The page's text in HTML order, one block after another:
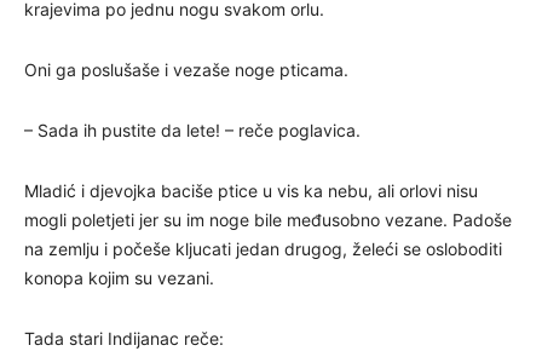
krajevima po jednu nogu svakom orlu.
Oni ga poslušaše i vezaše noge pticama.
– Sada ih pustite da lete! – reče poglavica.
Mladić i djevojka baciše ptice u vis ka nebu, ali orlovi nisu
mogli poletjeti jer su im noge bile međusobno vezane. Padoše
na zemlju i počeše kljucati jedan drugog, želeći se osloboditi
konopa kojim su vezani.
Tada stari Indijanac reče: